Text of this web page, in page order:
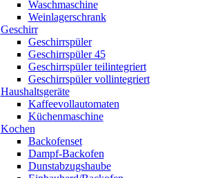
Waschmaschine
Weinlagerschrank
Geschirr
Geschirrspüler
Geschirrspüler 45
Geschirrspüler teilintegriert
Geschirrspüler vollintegriert
Haushaltsgeräte
Kaffeevollautomaten
Küchenmaschine
Kochen
Backofenset
Dampf-Backofen
Dunstabzugshaube